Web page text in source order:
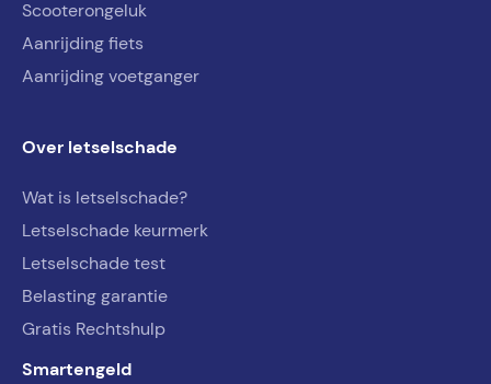
Scooterongeluk
Aanrijding fiets
Aanrijding voetganger
Over letselschade
Wat is letselschade?
Letselschade keurmerk
Letselschade test
Belasting garantie
Gratis Rechtshulp
Smartengeld